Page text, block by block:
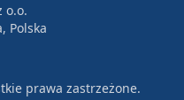
o.o.
Polska
prawa zastrzeżone.